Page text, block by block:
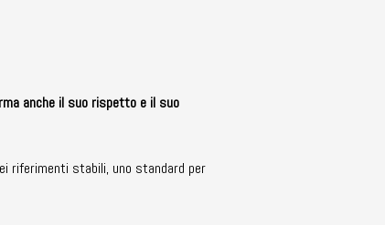
anche il suo rispetto e il suo
riferimenti stabili, uno standard per